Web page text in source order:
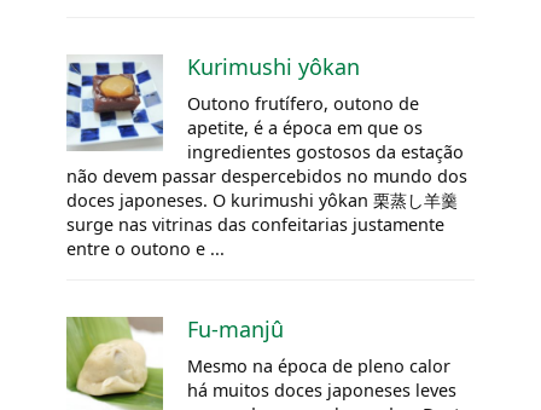
Kurimushi yôkan
Outono frutífero, outono de
apetite, é a época em que os
ingredientes gostosos da estação
não devem passar despercebidos no mundo dos
doces japoneses. O kurimushi yôkan 栗蒸し羊羹
surge nas vitrinas das confeitarias justamente
entre o outono e ...
Fu-manjû
Mesmo na época de pleno calor
há muitos doces japoneses leves